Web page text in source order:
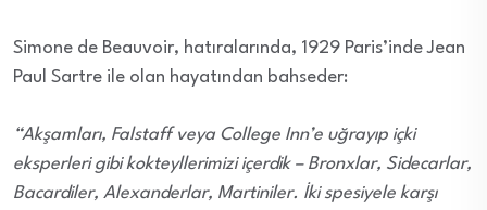
Simone de Beauvoir, hatıralarında, 1929 Paris’inde Jean
Paul Sartre ile olan hayatından bahseder:
“Akşamları, Falstaff veya College Inn’e uğrayıp içki
eksperleri gibi kokteyllerimizi içerdik – Bronxlar, Sidecarlar,
Bacardiler, Alexanderlar, Martiniler. İki spesiyele karşı